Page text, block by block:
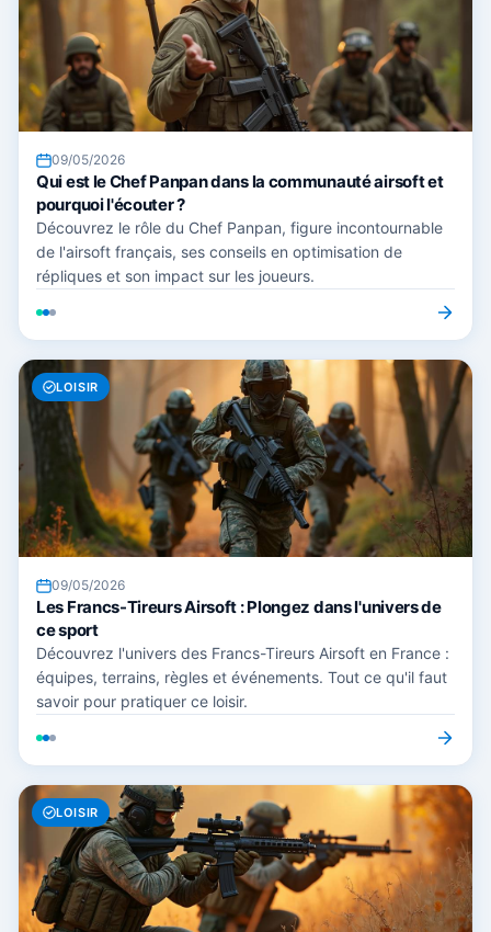
09/05/2026
Qui est le Chef Panpan dans la communauté airsoft et
pourquoi l'écouter ?
Découvrez le rôle du Chef Panpan, figure incontournable
de l'airsoft français, ses conseils en optimisation de
répliques et son impact sur les joueurs.
LOISIR
09/05/2026
Les Francs-Tireurs Airsoft : Plongez dans l'univers de
ce sport
Découvrez l'univers des Francs-Tireurs Airsoft en France :
équipes, terrains, règles et événements. Tout ce qu'il faut
savoir pour pratiquer ce loisir.
LOISIR